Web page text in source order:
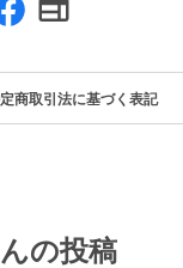
商取引法に基づく表記
の投稿